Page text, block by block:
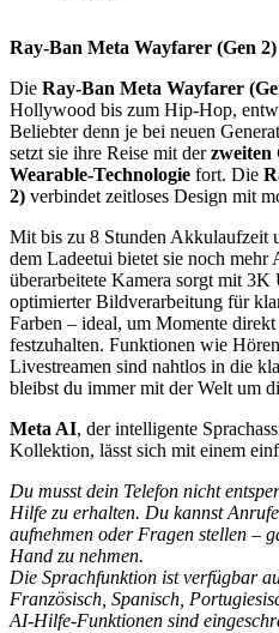
Ray-Ban Meta Wayfarer (Gen 2)
Die Ray-Ban Meta Wayfarer
Hollywood bis zum Hip-Hop,
Beliebter denn je bei neuen
setzt sie ihre Reise mit derzweiten
Wearable-Technologie fort. Die
2) verbindet zeitloses Design mit
Mit bis zu 8 Stunden Akkulaufzeit
dem Ladeetui bietet sie noch mehr
überarbeitete Kamera sorgt mit
optimierter Bildverarbeitung für
Farben – ideal, um Momente
festzuhalten. Funktionen wie
Livestreamen sind nahtlos in die
bleibst du immer mit der Welt um
Meta AI, der intelligente
Kollektion, lässt sich mit einem
Du musst dein Telefon nicht
Hilfe zu erhalten. Du kannst
aufnehmen oder Fragen stellen –
Hand zu nehmen.
Die Sprachfunktion ist verfügbar
Französisch, Spanisch,
AI-Hilfe-Funktionen sind